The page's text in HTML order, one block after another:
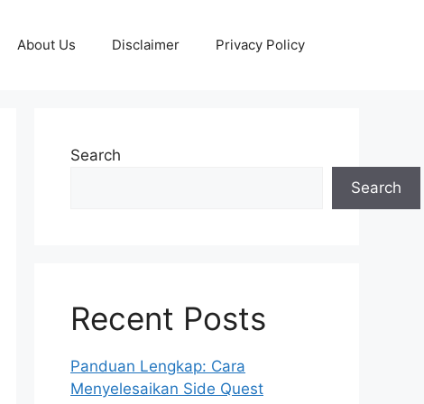
About Us Disclaimer Privacy Policy
Search
Search
Recent Posts
Panduan Lengkap: Cara
Menyelesaikan Side Quest